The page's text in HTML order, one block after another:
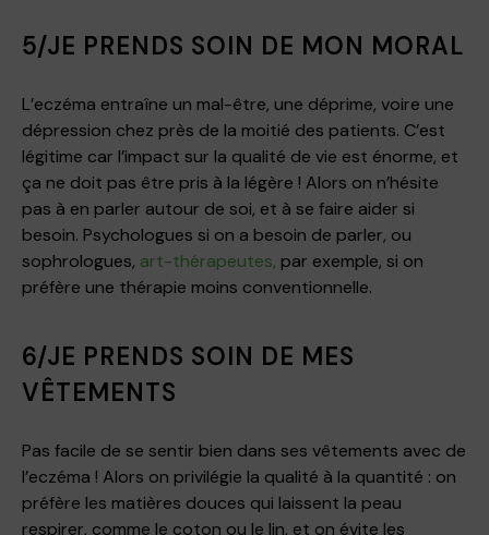
5/JE PRENDS SOIN DE MON MORAL
L’eczéma entraîne un mal-être, une déprime, voire une
dépression chez près de la moitié des patients. C’est
légitime car l’impact sur la qualité de vie est énorme, et
ça ne doit pas être pris à la légère ! Alors on n’hésite
pas à en parler autour de soi, et à se faire aider si
besoin. Psychologues si on a besoin de parler, ou
sophrologues, art-thérapeutes, par exemple, si on
préfère une thérapie moins conventionnelle.
6/JE PRENDS SOIN DE MES
VÊTEMENTS
Pas facile de se sentir bien dans ses vêtements avec de
l’eczéma ! Alors on privilégie la qualité à la quantité : on
préfère les matières douces qui laissent la peau
respirer, comme le coton ou le lin, et on évite les